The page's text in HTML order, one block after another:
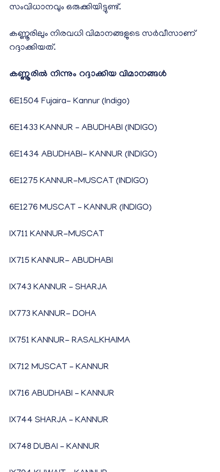
സംവിധാനവും ഒരുക്കിയിട്ടുണ്ട്.
കണ്ണൂരിലും നിരവധി വിമാനങ്ങളുടെ സർവീസാണ്
റദ്ദാക്കിയത്.
കണ്ണൂരിൽ നിന്നും റദ്ദാക്കിയ വിമാനങ്ങൾ
6E1504 Fujaira- Kannur (Indigo)
6E1433 KANNUR – ABUDHABI (INDIGO)
6E1434 ABUDHABI- KANNUR (INDIGO)
6E1275 KANNUR-MUSCAT (INDIGO)
6E1276 MUSCAT – KANNUR (INDIGO)
IX711 KANNUR-MUSCAT
IX715 KANNUR- ABUDHABI
IX743 KANNUR – SHARJA
IX773 KANNUR- DOHA
IX751 KANNUR- RASALKHAIMA
IX712 MUSCAT – KANNUR
IX716 ABUDHABI – KANNUR
IX744 SHARJA – KANNUR
IX748 DUBAI – KANNUR